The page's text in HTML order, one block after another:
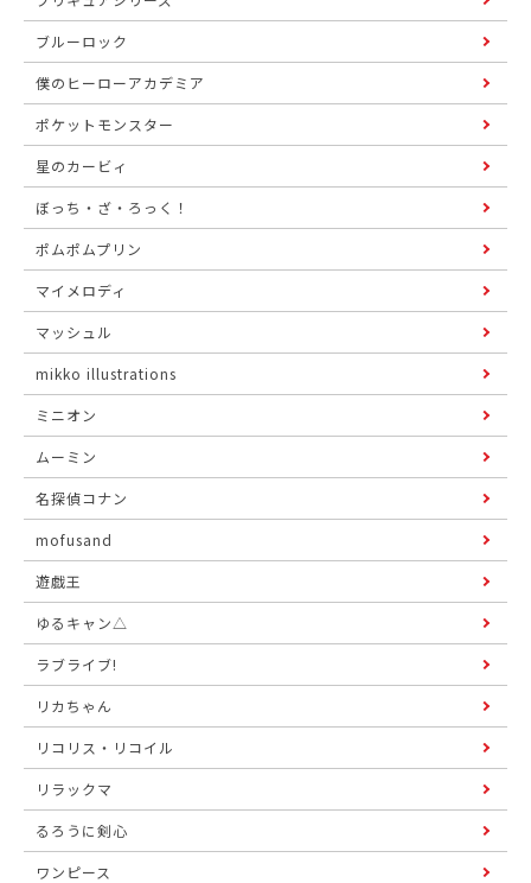
ブルーロック
僕のヒーローアカデミア
ポケットモンスター
星のカービィ
ぼっち・ざ・ろっく！
ポムポムプリン
マイメロディ
マッシュル
mikko illustrations
ミニオン
ムーミン
名探偵コナン
mofusand
遊戯王
ゆるキャン△
ラブライブ!
リカちゃん
リコリス・リコイル
リラックマ
るろうに剣心
ワンピース